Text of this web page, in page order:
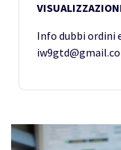
Info dubbi ordini